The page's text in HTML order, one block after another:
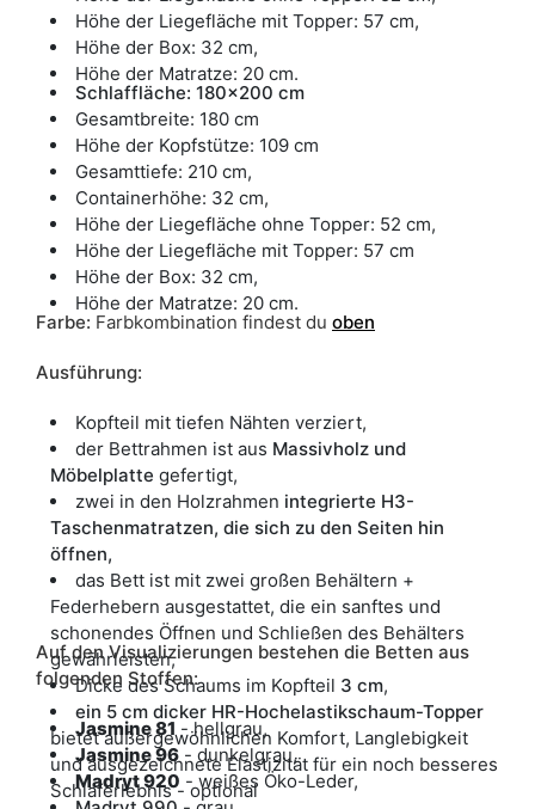
Höhe der Liegefläche mit Topper: 57 cm,
Höhe der Box: 32 cm,
Höhe der Matratze: 20 cm.
Schlaffläche: 180x200 cm
Gesamtbreite: 180 cm
Höhe der Kopfstütze: 109 cm
Gesamttiefe: 210 cm,
Containerhöhe: 32 cm,
Höhe der Liegefläche ohne Topper: 52 cm,
Höhe der Liegefläche mit Topper: 57 cm
Höhe der Box: 32 cm,
Höhe der Matratze: 20 cm.
Farbe: Farbkombination findest du oben
Ausführung:
Kopfteil mit tiefen Nähten verziert,
der Bettrahmen ist aus Massivholz und
Möbelplatte gefertigt,
zwei in den Holzrahmen integrierte H3-
Taschenmatratzen, die sich zu den Seiten hin
öffnen,
das Bett ist mit zwei großen Behältern +
Federhebern ausgestattet, die ein sanftes und
schonendes Öffnen und Schließen des Behälters
gewährleisten,
Dicke des Schaums im Kopfteil 3 cm,
ein 5 cm dicker HR-Hochelastikschaum-Topper
bietet außergewöhnlichen Komfort, Langlebigkeit
und ausgezeichnete Elastizität für ein noch besseres
Schlaferlebnis - optional
Auf den Visualizierungen bestehen die Betten aus
folgenden Stoffen:
Jasmine 81 - hellgrau,
Jasmine 96 - dunkelgrau,
Madryt 920 - weißes Öko-Leder,